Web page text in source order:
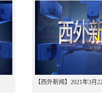
【西外新闻】2021年3月